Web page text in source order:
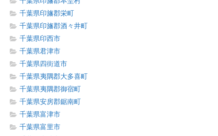
千葉県印旛郡栄町
千葉県印旛郡酒々井町
千葉県印西市
千葉県君津市
千葉県四街道市
千葉県夷隅郡大多喜町
千葉県夷隅郡御宿町
千葉県安房郡鋸南町
千葉県富津市
千葉県富里市